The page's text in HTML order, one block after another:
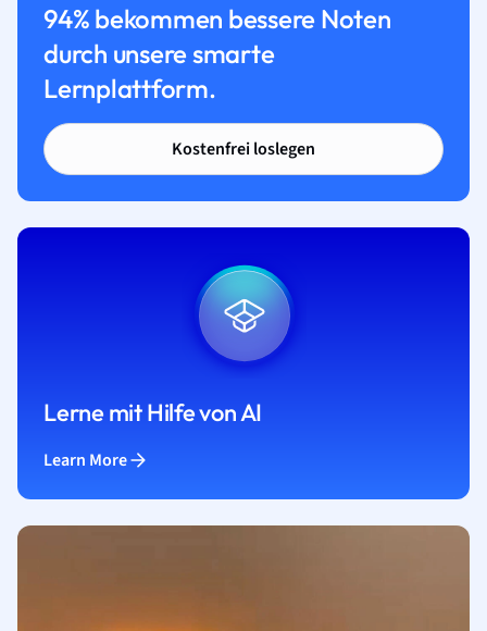
94% bekommen bessere Noten
durch unsere smarte
Lernplattform.
Kostenfrei loslegen
Lerne mit Hilfe von AI
Learn More